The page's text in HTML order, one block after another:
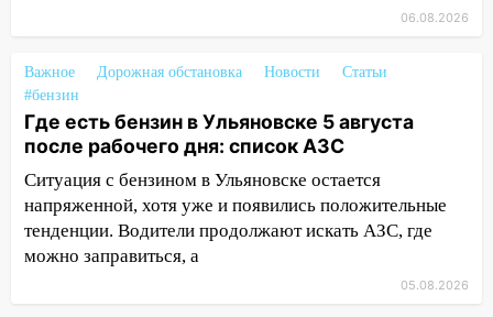
Прогноз погоды на 6 августа в
18:00
Мотофристайл, рок и силовой
экстрим: в Ульяновске пройдет
большой фестиваль «Наше время»
17:30 Где есть бензин в Ульяновске 5
августа после рабочего дня: список АЗС
17:05 «Обыск» по видеосвязи: в
Ульяновске задержали 19-летнюю
06.08.2026
Важное Дорожная обстановка Новости
Статьи
#бензин
Где есть бензин в Ульяновске 5 августа
после рабочего дня: список АЗС
Ситуация с бензином в Ульяновске остается
напряженной, хотя уже и появились положительные
тенденции. Водители продолжают искать АЗС, где
можно заправиться, а
05.08.2026